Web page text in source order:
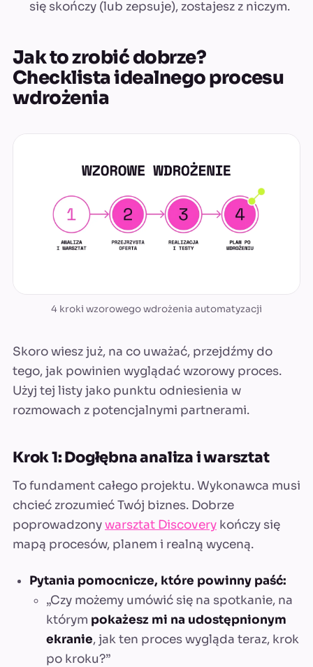
się skończy (lub zepsuje), zostajesz z niczym.
Jak to zrobić dobrze?
Checklista idealnego procesu
wdrożenia
4 kroki wzorowego wdrożenia automatyzacji
Skoro wiesz już, na co uważać, przejdźmy do
tego, jak powinien wyglądać wzorowy proces.
Użyj tej listy jako punktu odniesienia w
rozmowach z potencjalnymi partnerami.
Krok 1: Dogłębna analiza i warsztat
To fundament całego projektu. Wykonawca musi
chcieć zrozumieć Twój biznes. Dobrze
poprowadzonywarsztat Discovery kończy się
mapą procesów, planem i realną wyceną.
Pytania pomocnicze, które powinny paść:
„Czy możemy umówić się na spotkanie, na
którym pokażesz mi na udostępnionym
ekranie, jak ten proces wygląda teraz, krok
po kroku?”